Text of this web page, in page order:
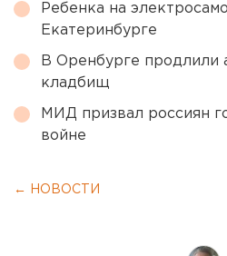
Ребенка на
Екатеринбурге
В Оренбурге продлили
кладбищ
МИД призвал россиян
войне
← НОВОСТИ